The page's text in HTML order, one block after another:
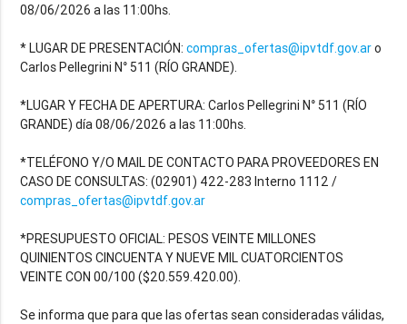
08/06/2026 a las 11:00hs.
* LUGAR DE PRESENTACIÓN:compras_ofertas@ipvtdf.gov.aro
Carlos Pellegrini N° 511 (RÍO GRANDE).
*LUGAR Y FECHA DE APERTURA: Carlos Pellegrini N° 511 (RÍO
GRANDE) día 08/06/2026 a las 11:00hs.
*TELÉFONO Y/O MAIL DE CONTACTO PARA PROVEEDORES EN
CASO DE CONSULTAS: (02901) 422-283 Interno 1112 /
compras_ofertas@ipvtdf.gov.ar
*PRESUPUESTO OFICIAL: PESOS VEINTE MILLONES
QUINIENTOS CINCUENTA Y NUEVE MIL CUATORCIENTOS
VEINTE CON 00/100 ($20.559.420.00).
Se informa que para que las ofertas sean consideradas válidas,